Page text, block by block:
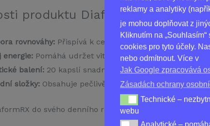
reklamy a analytiky
je mohou doplňovat z
Kliknutím na
cookies pro tyto účely.
nebo odmítnout. Více v
Jak Google zpracovává
Zásadách ochrany
Technické – nezbytné
Technické –
webu
produktu DiaformRX
rovnováhy:Přispívá k celkové stabilitě a harmonii
energie:Pomáhá udržet vitalitu a energii pro zvládnutí
balení:20 kapslí snadno přenositelné a vhodné
složky:Obsahuje pečlivě vybrané přírodní složky,
do svého denního režimu a podpořte své tělo